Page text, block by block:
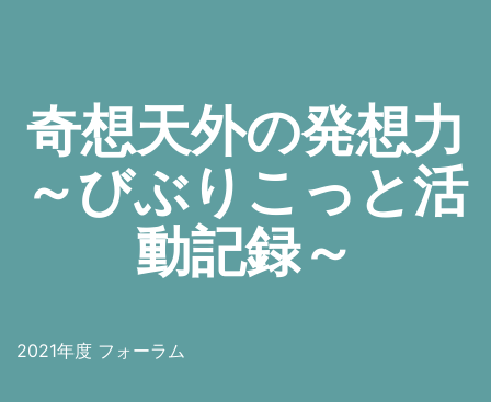
奇想天外の発想力
～びぶりこっと活
動記録～
2021年度 フォーラム